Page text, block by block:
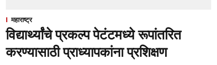
महाराष्ट्र
विद्यार्थ्यांचे प्रकल्प पेटंटमध्ये रूपांतरित
करण्यासाठी प्राध्यापकांना प्रशिक्षण